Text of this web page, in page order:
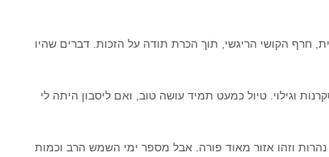
חרף הקושי הריגשי, תוך הכרת תודה על הזכות. דברים שהיו
וגילוי. טיול כמעט תמיד עושה טוב, ואם ליסבון היתה לי
וזהו אזור מאוד פורה. אבל מספר ימי השמש הרב וכמות